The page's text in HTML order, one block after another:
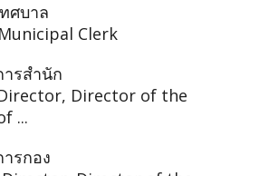
ศบาล
Clerk
รสำนัก
Director of the
...
รกอง